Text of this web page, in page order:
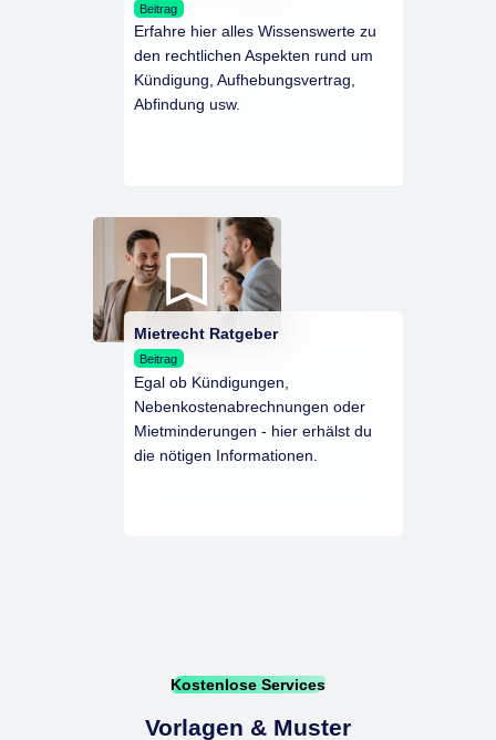
Beitrag
Erfahre hier alles Wissenswerte zu
den rechtlichen Aspekten rund um
Kündigung, Aufhebungsvertrag,
Abfindung usw.
Mietrecht Ratgeber
Beitrag
Egal ob Kündigungen,
Nebenkostenabrechnungen oder
Mietminderungen - hier erhälst du
die nötigen Informationen.
Kostenlose Services
Vorlagen & Muster